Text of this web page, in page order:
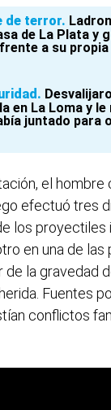
de terror
de La Plata y
a su propia
en La Loma y
juntado para
el hombre
efectuó tres
los proyectiles
en una de las
de la gravedad
Fuentes
conflictos